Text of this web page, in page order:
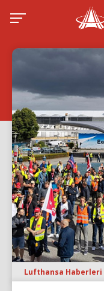
Lufthansa Haberleri